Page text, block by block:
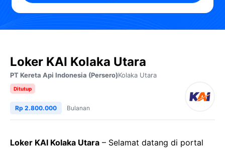
Loker KAI Kolaka Utara
PT Kereta Api Indonesia (Persero)Kolaka Utara
Ditutup
Rp 2.800.000 Bulanan
Loker KAI Kolaka Utara – Selamat datang di portal